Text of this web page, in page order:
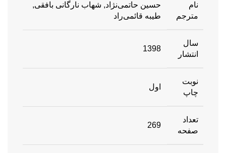
نام
مترجم
حسین حاتمی‌نژاد, شهاب نارگانی بافقی,
طیبه قائمی‌راد
سال
انتشار
1398
نوبت
چاپ
اول
تعداد
صفحه
269